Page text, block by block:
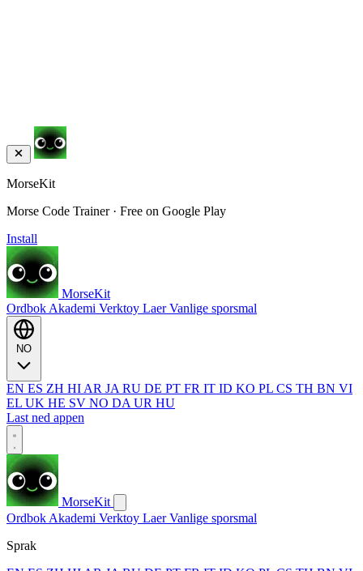
MorseKit
Morse Code Trainer · Free on Google Play
Install
MorseKit
Ordbok Akademi Verktoy LaerVanlige sporsmal
EN ES ZH HI AR JA RU DE PT FR IT ID KO PL CS TH BN VI
EL UK HE SV NO DA UR HU
Last ned appen
MorseKit
Ordbok Akademi Verktoy LaerVanlige sporsmal
Sprak